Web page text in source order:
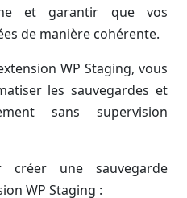
et garantir que vos
de manière cohérente.
WP Staging, vous
les sauvegardes et
sans supervision
une sauvegarde
WP Staging :